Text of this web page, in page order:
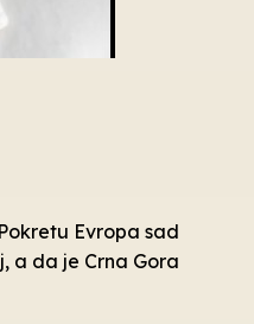
Evropa sad
a da je Crna Gora